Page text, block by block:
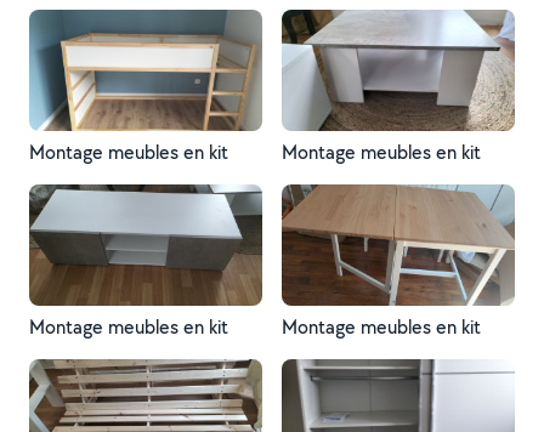
Montage meubles en kit Montage meubles en kit
Montage meubles en kit Montage meubles en kit